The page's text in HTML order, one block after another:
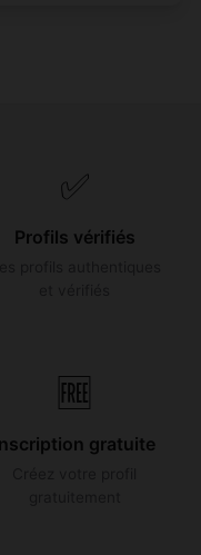
✅
Profils vérifiés
🆓
gratuite